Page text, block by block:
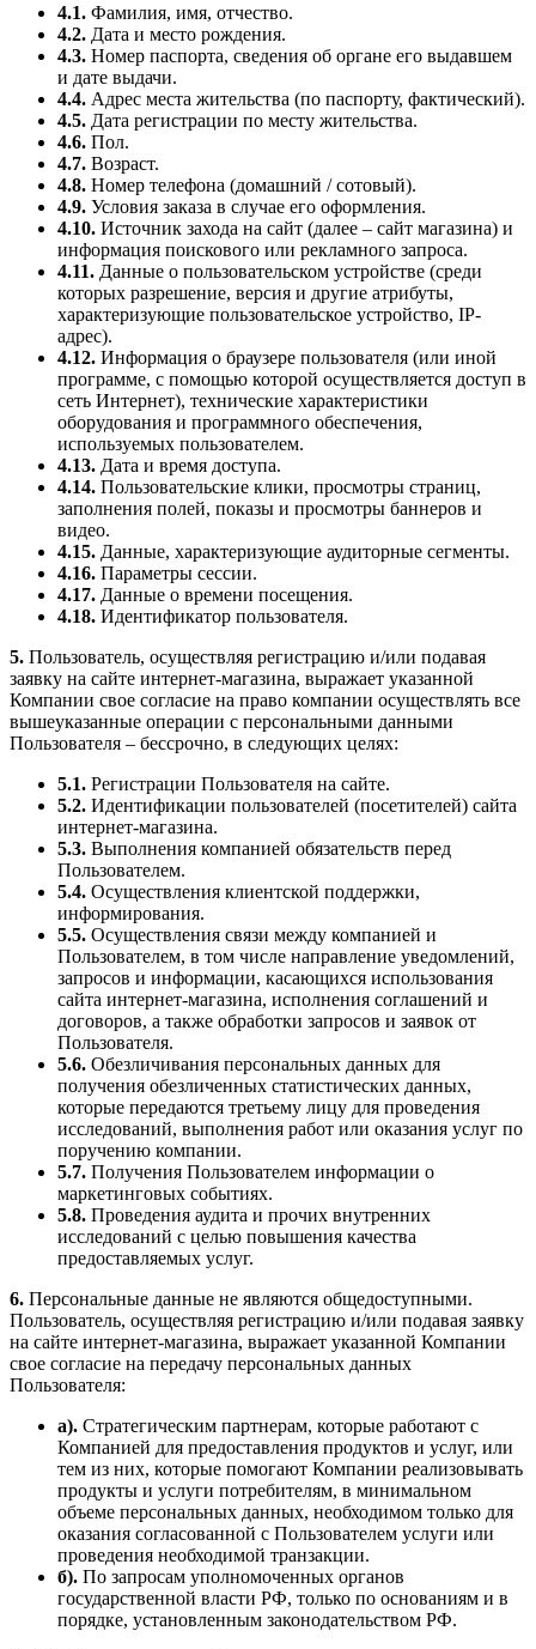
4.1. Фамилия, имя, отчество.
4.2. Дата и место рождения.
4.3. Номер паспорта, сведения об органе его выдавшем
и дате выдачи.
4.4. Адрес места жительства (по паспорту, фактический).
4.5. Дата регистрации по месту жительства.
4.6. Пол.
4.7. Возраст.
4.8. Номер телефона (домашний / сотовый).
4.9. Условия заказа в случае его оформления.
4.10. Источник захода на сайт (далее – сайт магазина) и
информация поискового или рекламного запроса.
4.11. Данные о пользовательском устройстве (среди
которых разрешение, версия и другие атрибуты,
характеризующие пользовательское устройство, IP-
адрес).
4.12. Информация о браузере пользователя (или иной
программе, с помощью которой осуществляется доступ в
сеть Интернет), технические характеристики
оборудования и программного обеспечения,
используемых пользователем.
4.13. Дата и время доступа.
4.14. Пользовательские клики, просмотры страниц,
заполнения полей, показы и просмотры баннеров и
видео.
4.15. Данные, характеризующие аудиторные сегменты.
4.16. Параметры сессии.
4.17. Данные о времени посещения.
4.18. Идентификатор пользователя.
5. Пользователь, осуществляя регистрацию и/или подавая
заявку на сайте интернет-магазина, выражает указанной
Компании свое согласие на право компании осуществлять все
вышеуказанные операции с персональными данными
Пользователя – бессрочно, в следующих целях:
5.1. Регистрации Пользователя на сайте.
5.2. Идентификации пользователей (посетителей) сайта
интернет-магазина.
5.3. Выполнения компанией обязательств перед
Пользователем.
5.4. Осуществления клиентской поддержки,
информирования.
5.5. Осуществления связи между компанией и
Пользователем, в том числе направление уведомлений,
запросов и информации, касающихся использования
сайта интернет-магазина, исполнения соглашений и
договоров, а также обработки запросов и заявок от
Пользователя.
5.6. Обезличивания персональных данных для
получения обезличенных статистических данных,
которые передаются третьему лицу для проведения
исследований, выполнения работ или оказания услуг по
поручению компании.
5.7. Получения Пользователем информации о
маркетинговых событиях.
5.8. Проведения аудита и прочих внутренних
исследований с целью повышения качества
предоставляемых услуг.
6. Персональные данные не являются общедоступными.
Пользователь, осуществляя регистрацию и/или подавая заявку
на сайте интернет-магазина, выражает указанной Компании
свое согласие на передачу персональных данных
Пользователя:
а). Стратегическим партнерам, которые работают с
Компанией для предоставления продуктов и услуг, или
тем из них, которые помогают Компании реализовывать
продукты и услуги потребителям, в минимальном
объеме персональных данных, необходимом только для
оказания согласованной с Пользователем услуги или
проведения необходимой транзакции.
б). По запросам уполномоченных органов
государственной власти РФ, только по основаниям и в
порядке, установленным законодательством РФ.